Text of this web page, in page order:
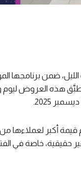
ضمن برنامجها
هذه العروض
أكبر لعملاءها من
خاصة في